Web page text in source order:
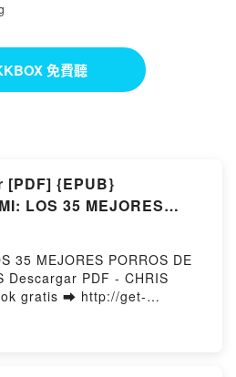
免費聽
[PDF] {EPUB}
LOS 35 MEJORES
TODOS LOS TIEMPOS
35 MEJORES PORROS DE
Descargar PDF - CHRIS
gratis ➡ http://get-
35 MEJORES PORROS DE